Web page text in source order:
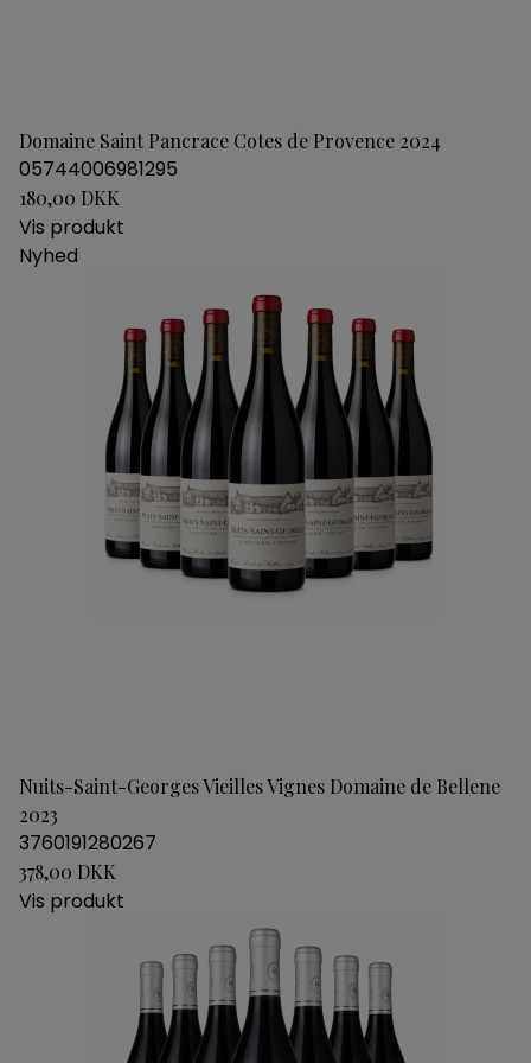
Domaine Saint Pancrace Cotes de Provence 2024
05744006981295
180,00 DKK
Vis produkt
Nyhed
Nuits-Saint-Georges Vieilles Vignes Domaine de Bellene
2023
3760191280267
378,00 DKK
Vis produkt